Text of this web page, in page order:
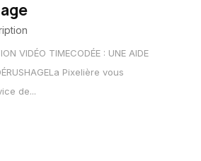
VIDÉO TIMECODÉE : UNE AIDE
Pixelière vous
de...